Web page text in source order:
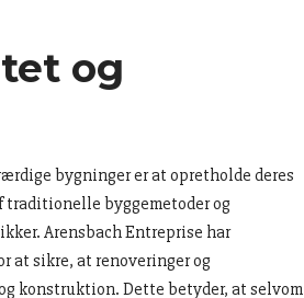
og
bygninger er at opretholde deres
byggemetoder og
Arensbach Entreprise har
at sikre, at renoveringer og
konstruktion. Dette betyder, at selvom